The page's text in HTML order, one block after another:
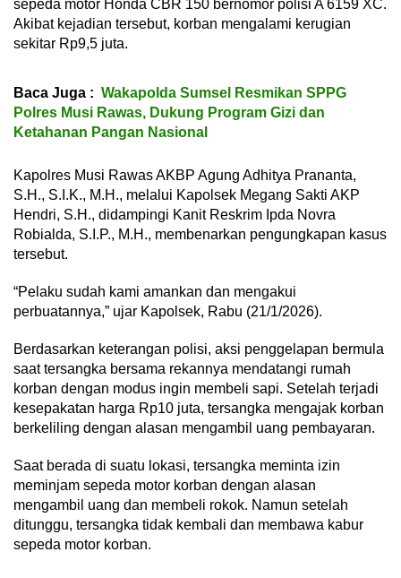
sepeda motor Honda CBR 150 bernomor polisi A 6159 XC.
Akibat kejadian tersebut, korban mengalami kerugian
sekitar Rp9,5 juta.
Baca Juga : Wakapolda Sumsel Resmikan SPPG
Polres Musi Rawas, Dukung Program Gizi dan
Ketahanan Pangan Nasional
Kapolres Musi Rawas AKBP Agung Adhitya Prananta,
S.H., S.I.K., M.H., melalui Kapolsek Megang Sakti AKP
Hendri, S.H., didampingi Kanit Reskrim Ipda Novra
Robialda, S.I.P., M.H., membenarkan pengungkapan kasus
tersebut.
“Pelaku sudah kami amankan dan mengakui
perbuatannya,” ujar Kapolsek, Rabu (21/1/2026).
Berdasarkan keterangan polisi, aksi penggelapan bermula
saat tersangka bersama rekannya mendatangi rumah
korban dengan modus ingin membeli sapi. Setelah terjadi
kesepakatan harga Rp10 juta, tersangka mengajak korban
berkeliling dengan alasan mengambil uang pembayaran.
Saat berada di suatu lokasi, tersangka meminta izin
meminjam sepeda motor korban dengan alasan
mengambil uang dan membeli rokok. Namun setelah
ditunggu, tersangka tidak kembali dan membawa kabur
sepeda motor korban.